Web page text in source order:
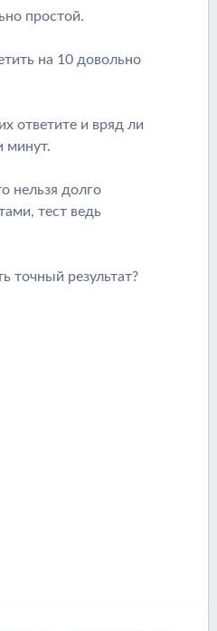
простой.
на 10 довольно
ответите и вряд ли
минут.
нельзя долго
тест ведь
точный результат?